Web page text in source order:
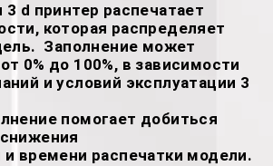
d принтер распечатает
которая распределяет
Заполнение может
0% до 100%, в зависимости
и условий эксплуатации 3
помогает добиться
времени распечатки модели.